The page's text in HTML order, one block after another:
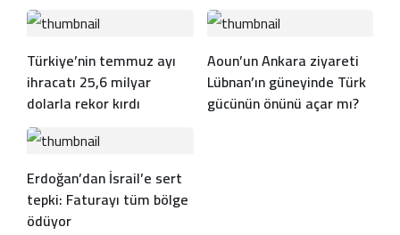
Türkiye’nin temmuz ayı
ihracatı 25,6 milyar
dolarla rekor kırdı
Aoun’un Ankara ziyareti
Lübnan’ın güneyinde Türk
gücünün önünü açar mı?
Erdoğan’dan İsrail’e sert
tepki: Faturayı tüm bölge
ödüyor